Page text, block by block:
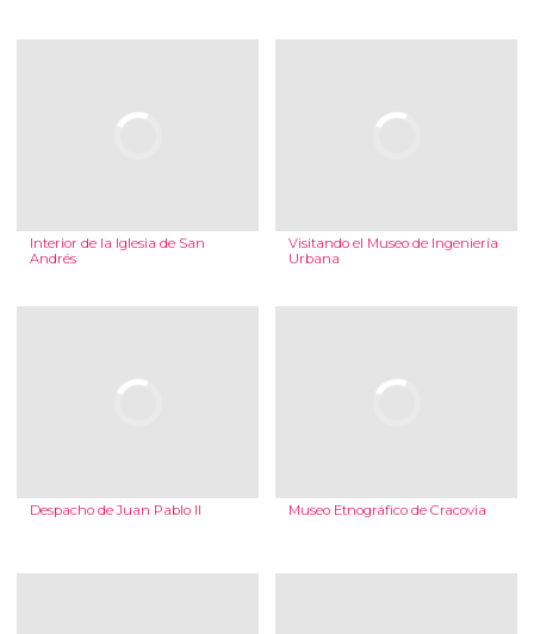
Interior de la Iglesia de San
Andrés
Visitando el Museo de Ingeniería
Urbana
Despacho de Juan Pablo II Museo Etnográfico de Cracovia